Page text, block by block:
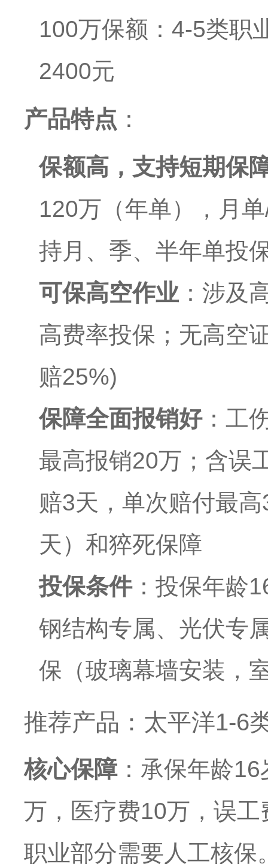
100万保额：4-5类职
2400元
产品特点 ：
保额高，支持短期保
120万（年单），月
持月、季、半年单投
可保高空作业：涉及
高费率投保；无高空
赔25%)
保障全面报销好：工
最高报销20万；含误
赔3天，单次赔付最
天）和猝死保障
投保条件：投保年龄
钢结构专属、光伏专
保（玻璃幕墙安装，
推荐产品：太平洋1-6
核心保障：承保年龄
万，医疗费10万，误
职业部分需要人工核保